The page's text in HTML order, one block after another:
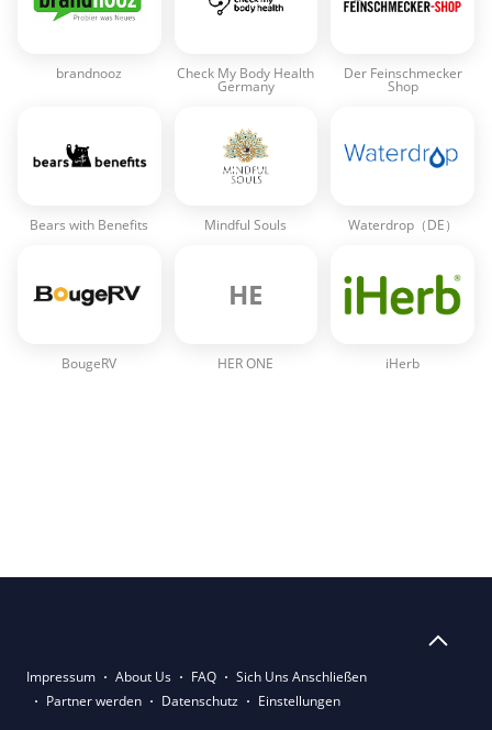
brandnooz Check My Body Health
Germany
Der Feinschmecker
Shop
Bears with Benefits Mindful Souls Waterdrop（DE）
BougeRV
HE
HER ONE iHerb
Impressum About Us FAQ
Sich Uns Anschließen
Partner werden
Datenschutz Einstellungen